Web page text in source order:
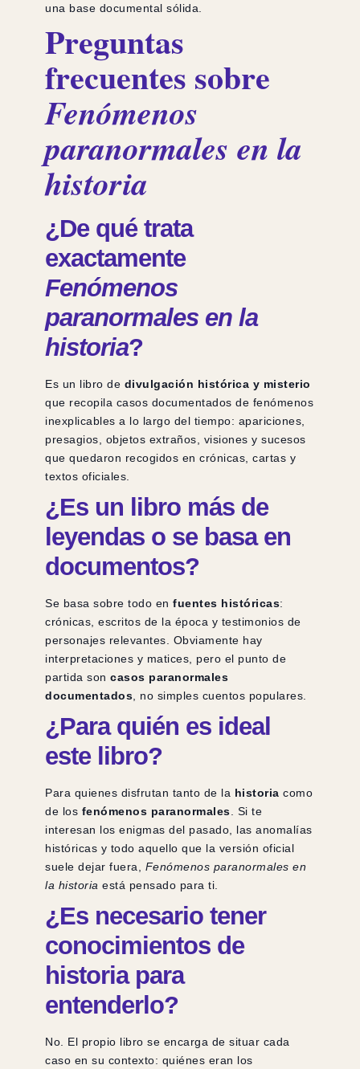
una base documental sólida.
Preguntas
frecuentes sobre
Fenómenos
paranormales en la
historia
¿De qué trata
exactamente
Fenómenos
paranormales en la
historia?
Es un libro de divulgación histórica y misterio
que recopila casos documentados de fenómenos
inexplicables a lo largo del tiempo: apariciones,
presagios, objetos extraños, visiones y sucesos
que quedaron recogidos en crónicas, cartas y
textos oficiales.
¿Es un libro más de
leyendas o se basa en
documentos?
Se basa sobre todo en fuentes históricas:
crónicas, escritos de la época y testimonios de
personajes relevantes. Obviamente hay
interpretaciones y matices, pero el punto de
partida son casos paranormales
documentados , no simples cuentos populares.
¿Para quién es ideal
este libro?
Para quienes disfrutan tanto de la historia como
de los fenómenos paranormales . Si te
interesan los enigmas del pasado, las anomalías
históricas y todo aquello que la versión oficial
suele dejar fuera, Fenómenos paranormales en
la historia está pensado para ti.
¿Es necesario tener
conocimientos de
historia para
entenderlo?
No. El propio libro se encarga de situar cada
caso en su contexto: quiénes eran los